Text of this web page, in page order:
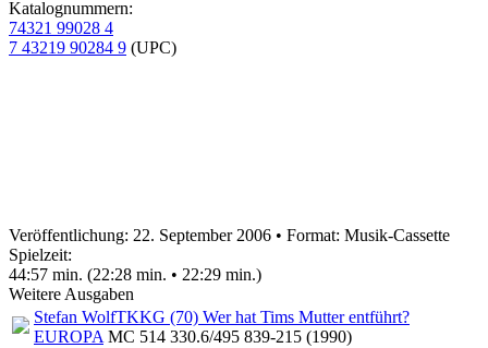
Katalognummern:
74321 99028 4
7 43219 90284 9 (UPC)
Veröffentlichung: 22. September 2006 • Format: Musik-Cassette
Spielzeit:
44:57 min. (22:28 min. • 22:29 min.)
Weitere Ausgaben
Stefan WolfTKKG (70) Wer hat Tims Mutter entführt?
EUROPA MC 514 330.6/495 839-215 (1990)